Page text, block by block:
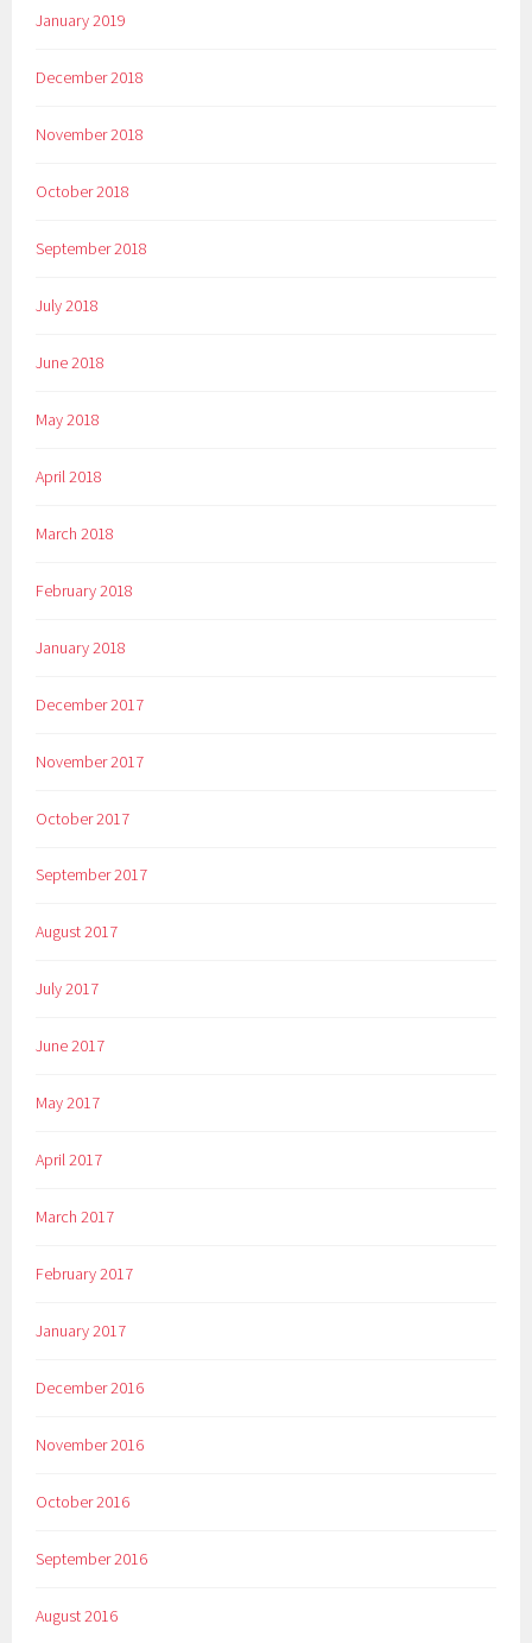
January 2019
December 2018
November 2018
October 2018
September 2018
July 2018
June 2018
May 2018
April 2018
March 2018
February 2018
January 2018
December 2017
November 2017
October 2017
September 2017
August 2017
July 2017
June 2017
May 2017
April 2017
March 2017
February 2017
January 2017
December 2016
November 2016
October 2016
September 2016
August 2016